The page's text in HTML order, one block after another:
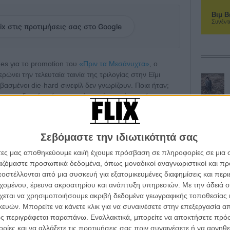
Σεβόμαστε την ιδιωτικότητά σας
μας αποθηκεύουμε και/ή έχουμε πρόσβαση σε πληροφορίες σε
προσωπικά δεδομένα, όπως μοναδικοί αναγνωριστικοί και
από μια συσκευή για εξατομικευμένες διαφημίσεις και
έρευνα ακροατηρίου και ανάπτυξη υπηρεσιών. Με την άδειά
να χρησιμοποιήσουμε ακριβή δεδομένα γεωγραφικής τοποθεσίας
Μπορείτε να κάνετε κλικ για να συναινέσετε στην επεξεργασία
περιγράφεται παραπάνω. Εναλλακτικά, μπορείτε να αποκτήσετε
και να αλλάξετε τις προτιμήσεις σας πριν συναινέσετε ή να
στις προτιμήσεις σας στο Google
για το promotion του «Πριν τα Μεσάνυχτα» , ο
την τελευταία ταινία της τριλογίας στην Εϊμι
die-hard σινεφίλ δεν γνωρίζουν. Ποια ήταν;
του, δεν είναι όνομα από το χώρο, ούτε από την
αυτή την ιστορία, μέχρι σήμερα. Αλλά η Λίρχαπ
έμπνευσή του για την πρώτη ταινία, το «Πριν το
ο 29χρονος Λινκλέιτερ είχε τυχαία
αυτές τις γνωριμίες που κανείς δε θέλει να πει αντίο
περπατάνε όλο το βράδυ, συζητώντας τις απόψεις
μέχρι τις 6 το πρωί - μιλώντας,
μπορείτε να φανταστείτε...» δηλώνει ο
Βιμ